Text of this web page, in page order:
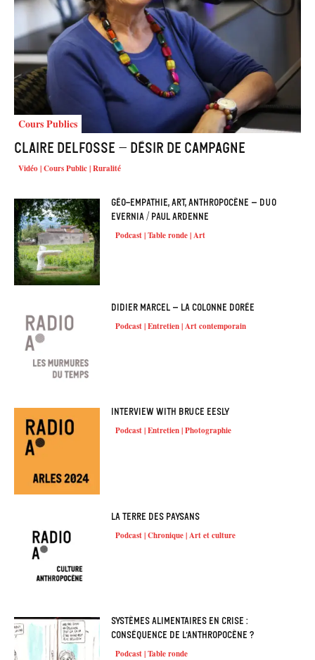
Cours Publics
Claire Delfosse – Désir de campagne
Vidéo | Cours Public | Ruralité
Géo-empathie, art, anthropocène – Duo
Evernia / Paul Ardenne
Podcast | Table ronde | Art
Didier Marcel – La colonne dorée
Podcast | Entretien | Art contemporain
Interview with Bruce Eesly
Podcast | Entretien | Photographie
La terre des paysans
Podcast | Chronique | Art et culture
Systèmes alimentaires en crise :
conséquence de l’anthropocène ?
Podcast | Table ronde